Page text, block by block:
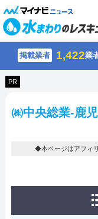
掲載業者 1,422業
PR
㈱中央総業-鹿
◆本ページはアフィ